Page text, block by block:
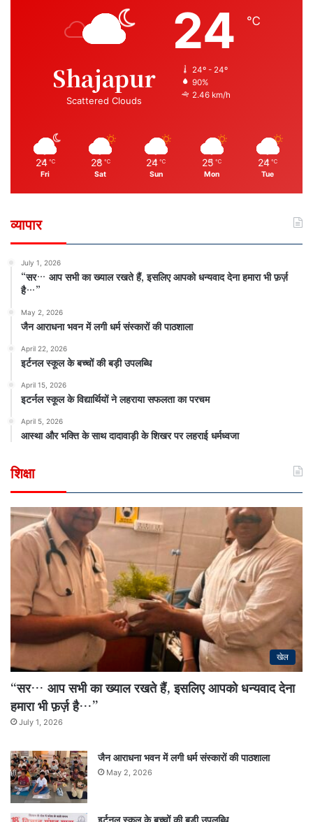
Shajapur
Scattered Clouds
24 ℃
24º - 24º
90%
2.46 km/h
24 ℃
Fri
28 ℃
Sat
24 ℃
Sun
25 ℃
Mon
24 ℃
Tue
व्यापार
July 1, 2026
“सर… आप सभी का ख्याल रखते हैं, इसलिए आपको धन्यवाद देना हमारा भी फ़र्ज़
है…”
May 2, 2026
जैन आराधना भवन में लगी धर्म संस्कारों की पाठशाला
April 22, 2026
इर्टनल स्कूल के बच्चों की बड़ी उपलब्धि
April 15, 2026
इटर्नल स्कूल के विद्यार्थियों ने लहराया सफलता का परचम
April 5, 2026
आस्था और भक्ति के साथ दादावाड़ी के शिखर पर लहराई धर्मध्वजा
शिक्षा
खेल
“सर… आप सभी का ख्याल रखते हैं, इसलिए आपको धन्यवाद देना
हमारा भी फ़र्ज़ है…”
July 1, 2026
जैन आराधना भवन में लगी धर्म संस्कारों की पाठशाला
May 2, 2026